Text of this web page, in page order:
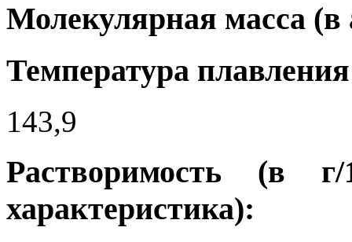
Молекулярная масса (в
Температура
143,9
Растворимость (в
характеристика):